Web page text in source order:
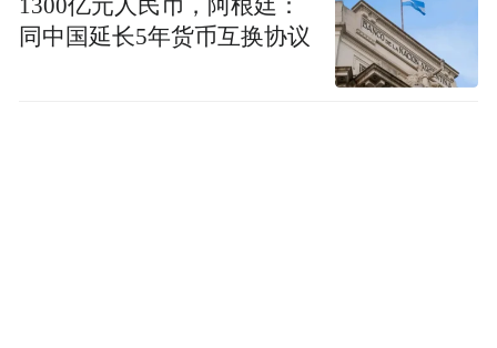
1300亿元人民币，阿根廷：
同中国延长5年货币互换协议